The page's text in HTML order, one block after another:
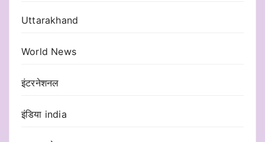
Uttarakhand
World News
इंटरनेशनल
इंडिया india